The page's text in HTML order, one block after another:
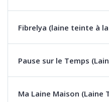
Fibrelya (laine teinte à
Pause sur le Temps
Ma Laine Maison (Laine